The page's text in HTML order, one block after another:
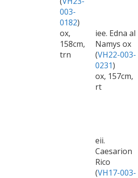
003-
0182)
ox,
158cm,
trn
iee. Edna al
Namys ox
(VH22-003-
0231)
ox, 157cm,
rt
eii.
Caesarion
Rico
(VH17-003-